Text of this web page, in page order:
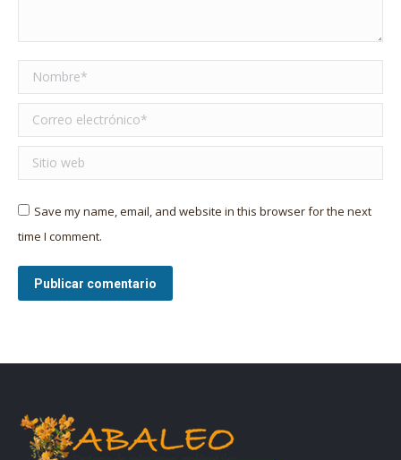
Nombre *
Correo electrónico *
Sitio web
Save my name, email, and website in this browser for the next
time I comment.
Publicar comentario